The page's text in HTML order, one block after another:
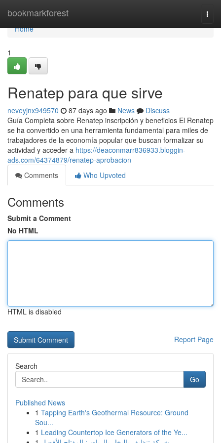
bookmarkforest
Home
Home
1
Renatep para que sirve
neveyjnx949570 87 days ago News
Discuss
Guía Completa sobre Renatep inscripción y beneficios El Renatep
se ha convertido en una herramienta fundamental para miles de
trabajadores de la economía popular que buscan formalizar su
actividad y acceder a https://deaconmarr836933.bloggin-
ads.com/64374879/renatep-aprobacion
Comments
Who Upvoted
Comments
Submit a Comment
No HTML
HTML is disabled
Report Page
Search
Go
Published News
1 Tapping Earth's Geothermal Resource: Ground
Sou...
1 Leading Countertop Ice Generators of the Ye...